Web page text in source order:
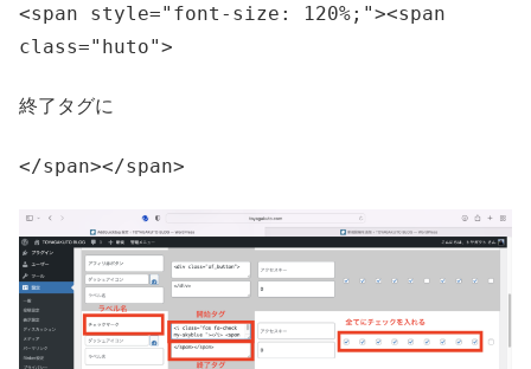
<span style="font-size: 120%;"><span
class="huto">
終了タグに
</span></span>